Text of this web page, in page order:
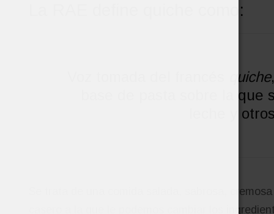
La RAE define quiche como:
quiche
base de pasta sobre la que
leche y
Se trata de una comida salada, sabrosa,
casero a la que le podemos cambiar los